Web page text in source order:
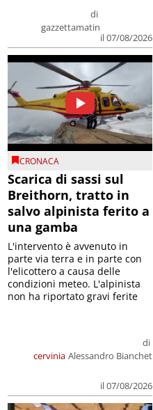
di
gazzettamatin
il 07/08/2026
CRONACA
Scarica di sassi sul
Breithorn, tratto in
salvo alpinista ferito a
una gamba
cervinia
di
Alessandro Bianchet
il 07/08/2026
L'intervento è avvenuto in
parte via terra e in parte con
l'elicottero a causa delle
condizioni meteo. L'alpinista
non ha riportato gravi ferite